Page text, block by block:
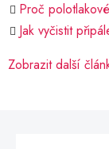
Proč
Jak vyčistit
Zobrazit další